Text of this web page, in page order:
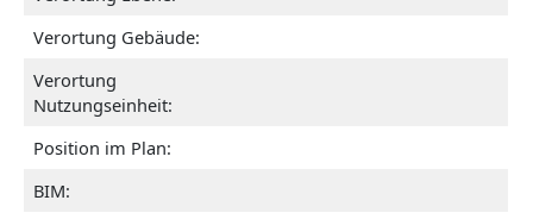
Verortung Gebäude:
Verortung
Nutzungseinheit:
Position im Plan:
BIM: